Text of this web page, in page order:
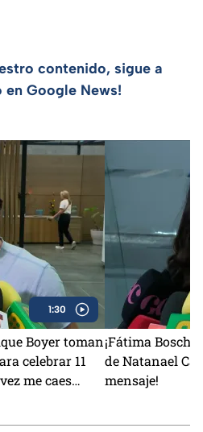
contenido, sigue a
en Google News!
1:30
Boyer toman
celebrar 11
me caes
¡Fátima Bosch
de Natanael
mensaje!